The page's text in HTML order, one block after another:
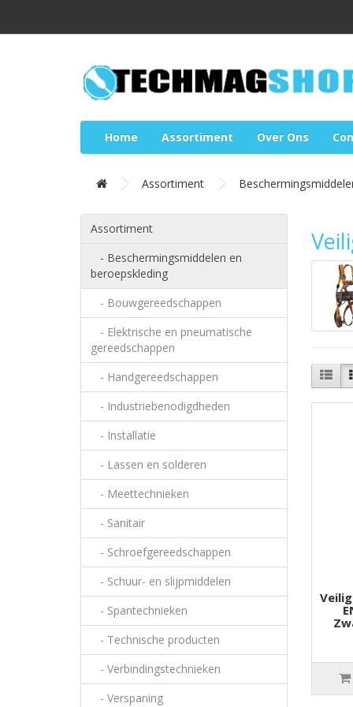
Home Assortiment Over Ons
Assortiment
Assortiment
- Beschermingsmiddelen en
beroepskleding
- Bouwgereedschappen
- Elektrische en pneumatische
gereedschappen
- Handgereedschappen
- Industriebenodigdheden
- Installatie
- Lassen en solderen
- Meettechnieken
- Sanitair
- Schroefgereedschappen
- Schuur- en slijpmiddelen
- Spantechnieken
- Technische producten
- Verbindingstechnieken
- Verspaning